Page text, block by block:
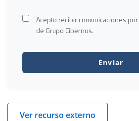
Acepto recibir comunicaciones
de Grupo Cibernos.
Ver recurso externo